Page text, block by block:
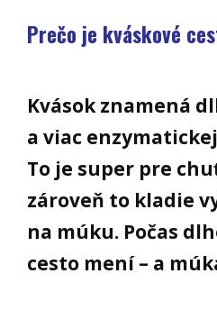
Prečo je kváskové
Kvások znamená
a viac
To je super pre
zároveň to kladie
na múku. Počas
cesto mení – a